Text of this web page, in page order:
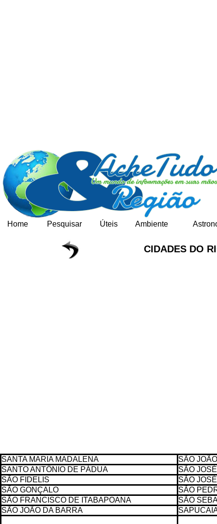
Home Pesquisar Úteis Ambiente
CIDADES DO
SANTA MARIA MADALENA
SÃO
SANTO ANTÔNIO DE PÁDUA
SÃO
SÃO FIDELIS
SÃO
SÃO GONÇALO
SÃO
SÃO FRANCISCO DE ITABAPOANA
SÃO
SÃO JOÃO DA BARRA